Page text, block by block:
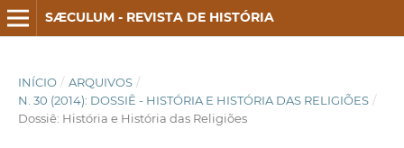
SÆCULUM - REVISTA DE HISTÓRIA
INÍCIO / ARQUIVOS /
N. 30 (2014): DOSSIÊ - HISTÓRIA E HISTÓRIA DAS RELIGIÕES /
Dossiê: História e História das Religiões